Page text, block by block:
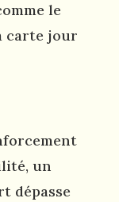
le
carte jour
un
dépasse